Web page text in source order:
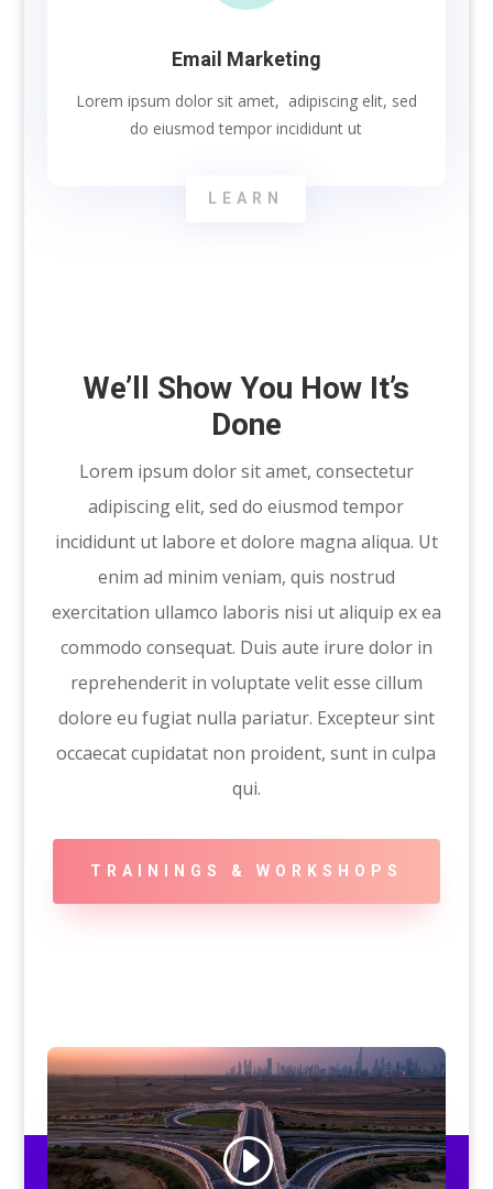
Email Marketing
Lorem ipsum dolor sit amet, adipiscing elit, sed
do eiusmod tempor incididunt ut
LEARN
We’ll Show You How It’s
Done
Lorem ipsum dolor sit amet, consectetur
adipiscing elit, sed do eiusmod tempor
incididunt ut labore et dolore magna aliqua. Ut
enim ad minim veniam, quis nostrud
exercitation ullamco laboris nisi ut aliquip ex ea
commodo consequat. Duis aute irure dolor in
reprehenderit in voluptate velit esse cillum
dolore eu fugiat nulla pariatur. Excepteur sint
occaecat cupidatat non proident, sunt in culpa
qui.
TRAININGS & WORKSHOPS